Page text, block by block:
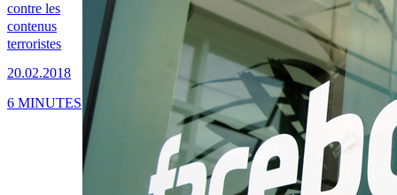
contre les
contenus
terroristes
20.02.2018
6 MINUTES